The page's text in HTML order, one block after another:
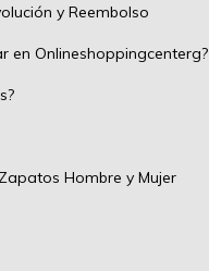
y Reembolso
en Onlineshoppingcenterg?
Hombre y Mujer